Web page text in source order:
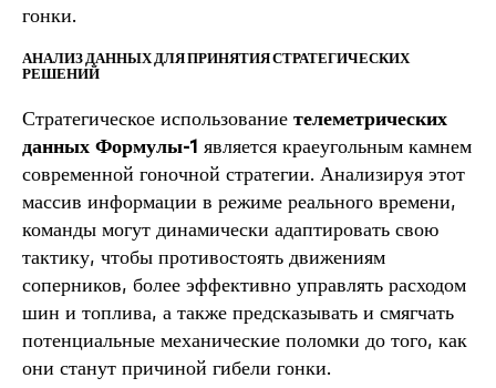
гонки.
АНАЛИЗ ДАННЫХ ДЛЯ ПРИНЯТИЯ СТРАТЕГИЧЕСКИХ
РЕШЕНИЙ
Стратегическое использование телеметрических
данных Формулы-1 является краеугольным камнем
современной гоночной стратегии. Анализируя этот
массив информации в режиме реального времени,
команды могут динамически адаптировать свою
тактику, чтобы противостоять движениям
соперников, более эффективно управлять расходом
шин и топлива, а также предсказывать и смягчать
потенциальные механические поломки до того, как
они станут причиной гибели гонки.